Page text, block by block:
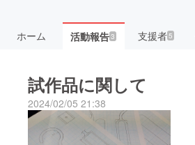
ホーム 活動報告3 支援者5
試作品に関して
2024/02/05 21:38